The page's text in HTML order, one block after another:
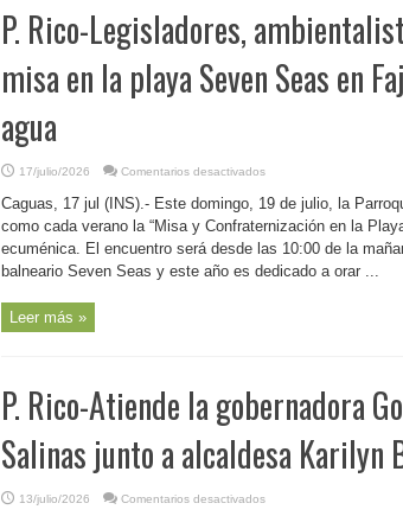
Iberoamérica
P. Rico-Legisladores,
misa en la playa Seven Seas en
agua
17/julio/2026 Comentarios desactivados
Rico-
Legisladores,
ambientalistas
y
alcaldes
en
protección
del
Caguas, 17 jul (INS).- Este domingo, 19 de julio, la
como cada verano la “Misa y Confraternización en la
ecuménica. El encuentro será desde las 10:00 de la
balneario Seven Seas y este año es dedicado a orar ...
Leer más »
P. Rico-Atiende la gobernadora
Salinas junto a alcaldesa Karilyn
13/julio/2026 Comentarios desactivados